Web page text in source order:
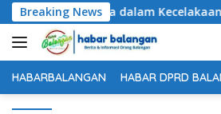
Langsung
ke
konten
Breaking News
Dunia dalam Kecelakaan
HABARBALANGAN HABAR DPRD